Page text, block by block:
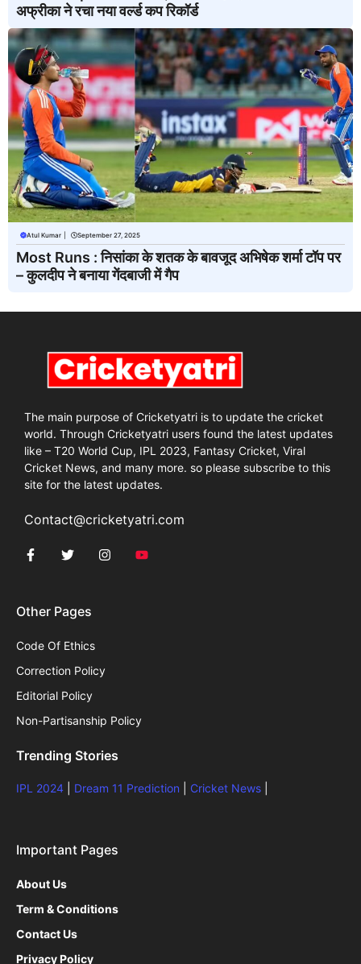
अफ्रीका ने रचा नया वर्ल्ड कप रिकॉर्ड
Atul Kumar September 27, 2025
Most Runs : निसांका के शतक के बावजूद अभिषेक शर्मा टॉप पर
– कुलदीप ने बनाया गेंदबाजी में गैप
The main purpose of Cricketyatri is to update the cricket
world. Through Cricketyatri users found the latest updates
like – T20 World Cup, IPL 2023, Fantasy Cricket, Viral
Cricket News, and many more. so please subscribe to this
site for the latest updates.
Contact@cricketyatri.com
Other Pages
Code Of Ethics
Correction Policy
Editorial Policy
Non-Partisanship Policy
Trending Stories
IPL 2024 Dream 11 Prediction Cricket News
Important Pages
About Us
Term & Conditions
Contact Us
Privacy Policy